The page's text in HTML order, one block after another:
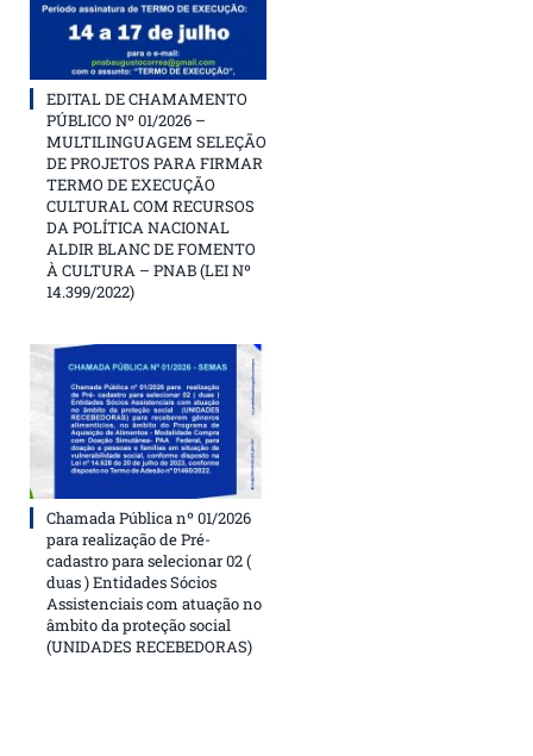
EDITAL DE CHAMAMENTO
PÚBLICO Nº 01/2026 –
MULTILINGUAGEM SELEÇÃO
DE PROJETOS PARA FIRMAR
TERMO DE EXECUÇÃO
CULTURAL COM RECURSOS
DA POLÍTICA NACIONAL
ALDIR BLANC DE FOMENTO
À CULTURA – PNAB (LEI Nº
14.399/2022)
Chamada Pública nº 01/2026
para realização de Pré-
cadastro para selecionar 02 (
duas ) Entidades Sócios
Assistenciais com atuação no
âmbito da proteção social
(UNIDADES RECEBEDORAS)